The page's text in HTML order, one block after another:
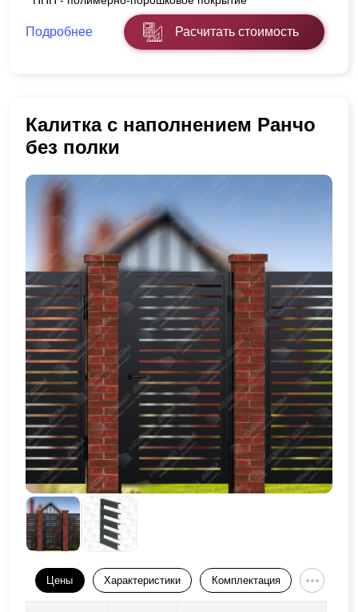
Подробнее Расчитать стоимость
Калитка с наполнением Ранчо
без полки
Цены Характеристики Комплектация